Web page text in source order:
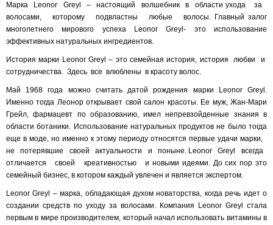
Марка Leonor Greyl – настоящий волшебник в области ухода за
волосами, которому подвластны любые волосы. Главный залог
многолетнего мирового успеха Leonor Greyl- это использование
эффективных натуральных ингредиентов.
История марки Leonor Greyl – это семейная история, история любви и
сотрудничества. Здесь все влюблены в красоту волос.
Май 1968 года можно считать датой рождения марки Leonor Greyl.
Именно тогда Леонор открывает свой салон красоты. Ее муж, Жан-Мари
Грейл, фармацевт по образованию, имел непревзойденные знания в
области ботаники. Использование натуральных продуктов не было тогда
еще в моде, но именно к этому периоду относятся первые удачи марки,
не потерявшие своей актуальности и поныне. Leonor Greyl всегда
отличается своей креативностью и новыми идеями. До сих пор это
семейный бизнес, в котором каждый увлечен и является экспертом.
Leonor Greyl – марка, обладающая духом новаторства, когда речь идет о
создании средств по уходу за волосами. Компания Leonor Greyl стала
первым в мире производителем, который начал использовать витамины в